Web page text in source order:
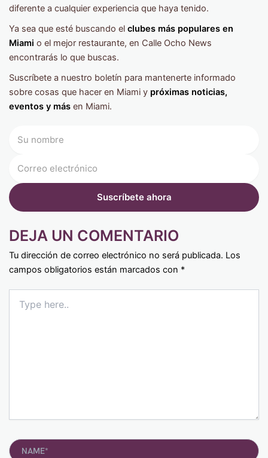
diferente a cualquier experiencia que haya tenido.
Ya sea que esté buscando el clubes más populares en
Miami o el mejor restaurante, en Calle Ocho News
encontrarás lo que buscas.
Suscríbete a nuestro boletín para mantenerte informado
sobre cosas que hacer en Miami y próximas noticias,
eventos y más en Miami.
DEJA UN COMENTARIO
Tu dirección de correo electrónico no será publicada. Los
campos obligatorios están marcados con *
here..
Name*